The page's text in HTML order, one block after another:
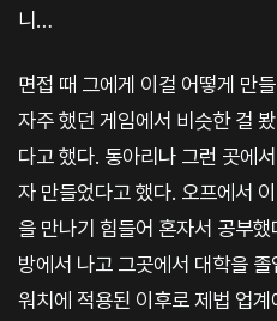
니…​
면접 때 그에게 이걸 어떻게 만
자주 했던 게임에서 비슷한 걸
다고 했다. 동아리나 그런 곳에
자 만들었다고 했다. 오프에서
을 만나기 힘들어 혼자서 공부
방에서 나고 그곳에서 대학을
워치에 적용된 이후로 제법 업